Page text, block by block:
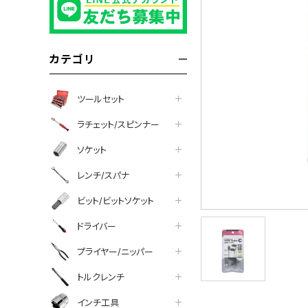
カテゴリ
ツールセット
ラチェット/スピンナー
ソケット
レンチ/スパナ
ビット/ビットソケット
ドライバー
プライヤー/ニッパー
トルクレンチ
インチ工具
facebook
line